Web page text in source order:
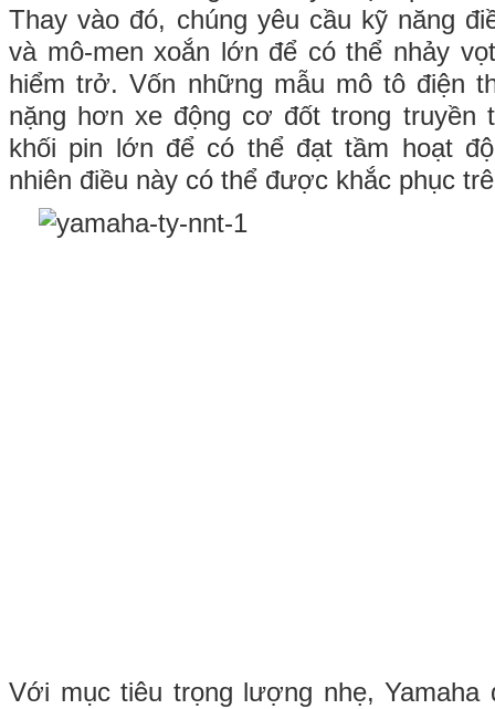
Thay vào đó, chúng yêu cầu kỹ năng
và mô-men xoắn lớn để có thể nhảy
hiểm trở. Vốn những mẫu mô tô điện
nặng hơn xe động cơ đốt trong truyền
khối pin lớn để có thể đạt tầm hoạt
nhiên điều này có thể được khắc phục
Với mục tiêu trọng lượng nhẹ, Yamaha